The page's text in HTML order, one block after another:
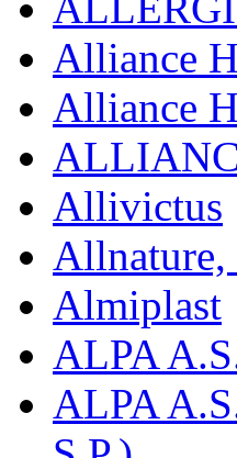
Alliance
Alliance
Allivictus
Allnature,
Almiplast
ALPA
ALPA